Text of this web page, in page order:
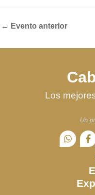
← Evento anterior
Los
Un